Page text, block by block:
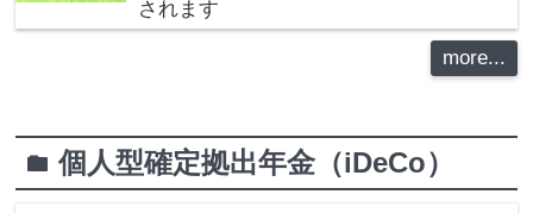
されます
more...
folder個人型確定拠出年金（iDeCo）